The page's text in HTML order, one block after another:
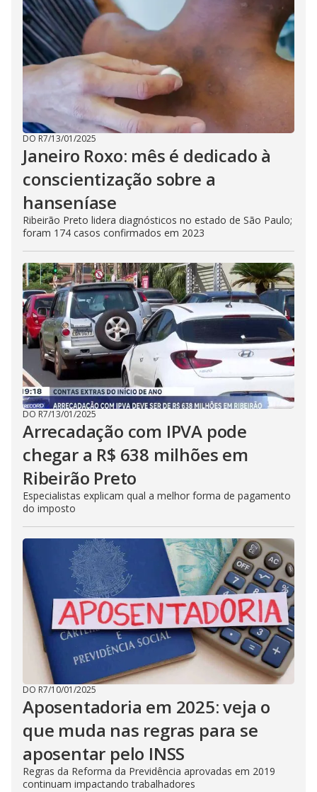
DO R7/13/01/2025
Janeiro Roxo: mês é dedicado à
conscientização sobre a
hanseníase
Ribeirão Preto lidera diagnósticos no estado de São Paulo;
foram 174 casos confirmados em 2023
DO R7/13/01/2025
Arrecadação com IPVA pode
chegar a R$ 638 milhões em
Ribeirão Preto
Especialistas explicam qual a melhor forma de pagamento
do imposto
DO R7/10/01/2025
Aposentadoria em 2025: veja o
que muda nas regras para se
aposentar pelo INSS
Regras da Reforma da Previdência aprovadas em 2019
continuam impactando trabalhadores